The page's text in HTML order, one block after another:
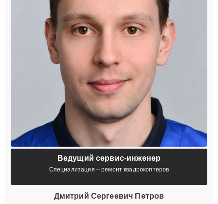
Ведущий сервис-инженер
Специализация – ремонт квадрокоптеров
Дмитрий Сергеевич Петров